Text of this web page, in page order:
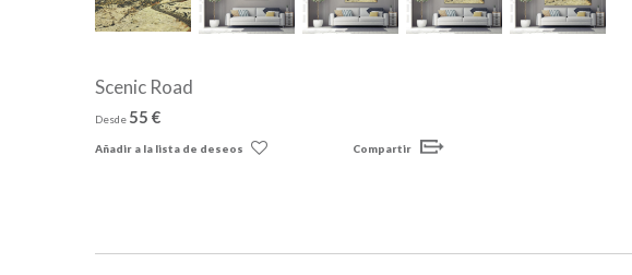
Scenic Road
Desde 55 €
Añadir a la lista de deseos Compartir